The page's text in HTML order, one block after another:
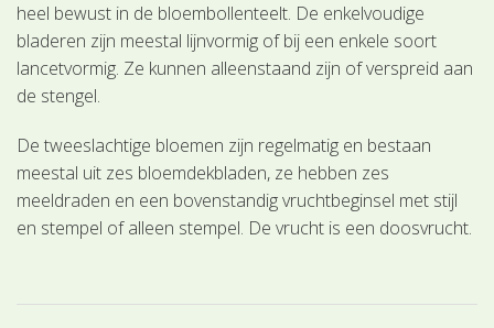
heel bewust in de bloembollenteelt. De enkelvoudige
bladeren zijn meestal lijnvormig of bij een enkele soort
lancetvormig. Ze kunnen alleenstaand zijn of verspreid aan
de stengel.
De tweeslachtige bloemen zijn regelmatig en bestaan
meestal uit zes bloemdekbladen, ze hebben zes
meeldraden en een bovenstandig vruchtbeginsel met stijl
en stempel of alleen stempel. De vrucht is een doosvrucht.